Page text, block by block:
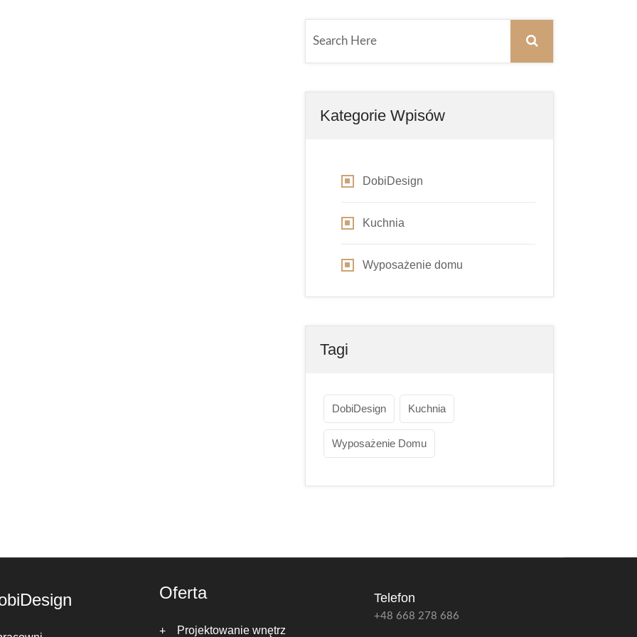
Kategorie Wpisów
DobiDesign
Kuchnia
Wyposażenie domu
Tagi
DobiDesign Kuchnia
Wyposażenie Domu
Oferta
Projektowanie wnętrz
Telefon
+48 668 278 686